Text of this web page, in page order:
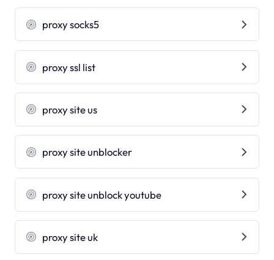
proxy socks5
proxy ssl list
proxy site us
proxy site unblocker
proxy site unblock youtube
proxy site uk